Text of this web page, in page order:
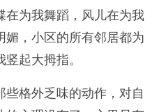
在为我舞蹈，风儿在为我
媚，小区的所有邻居都为
起大拇指。
格外乏味的动作，对自